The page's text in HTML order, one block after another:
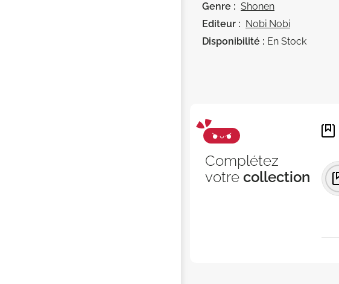
Genre : Shonen
Editeur : Nobi Nobi
Disponibilité : En Stock
Complétez
votre collection